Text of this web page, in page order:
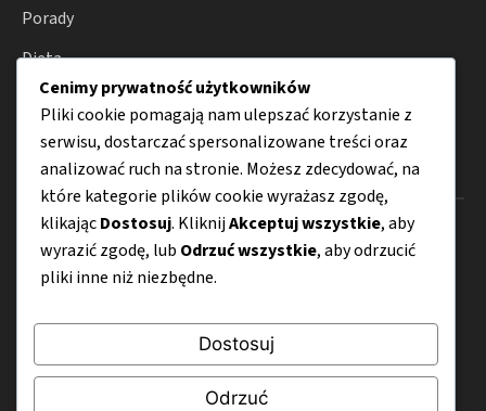
Porady
Dieta
Odżywianie
Menu
O nas
Kontakt
Cenimy prywatność użytkowników
Pliki cookie pomagają nam ulepszać korzystanie z
serwisu, dostarczać spersonalizowane treści oraz
analizować ruch na stronie. Możesz zdecydować, na
które kategorie plików cookie wyrażasz zgodę,
klikającDostosuj. KliknijAkceptuj wszystkie, aby
wyrazić zgodę, lub Odrzuć wszystkie, aby odrzucić
pliki inne niż niezbędne.
Dostosuj
Odrzuć